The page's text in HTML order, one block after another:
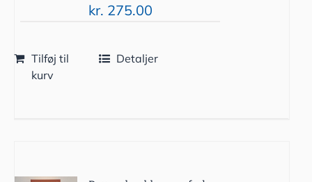
kr. 275.00
Tilføj til
kurv
Detaljer